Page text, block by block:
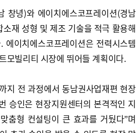
창녕)와 에이치에스코프레이션(경남
재 성형 및 제조 기술을 적극 활용해
이치에스코프레이션은 전력시스템
모빌리티 시장에 뛰어들 계획이다.
지 전 과정에서 동남권사업재편 현장
승인은 현장지원센터의 본격적인 지
춤형 컨설팅이 큰 효과를 거뒀다”며